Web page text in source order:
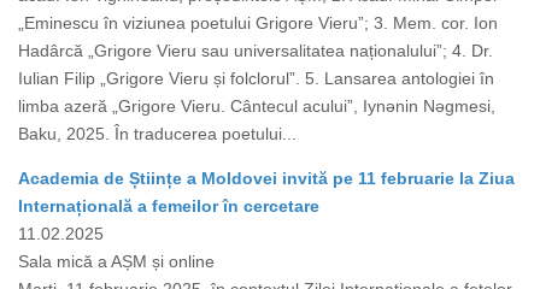
„Eminescu în viziunea poetului Grigore Vieru”; 3. Mem. cor. Ion
Hadârcă „Grigore Vieru sau universalitatea naționalului”; 4. Dr.
Iulian Filip „Grigore Vieru și folclorul”. 5. Lansarea antologiei în
limba azeră „Grigore Vieru. Cântecul acului”, Iynǝnin Nǝgmesi,
Baku, 2025. În traducerea poetului...
Academia de Științe a Moldovei invită pe 11 februarie la Ziua
Internațională a femeilor în cercetare
11.02.2025
Sala mică a AȘM și online